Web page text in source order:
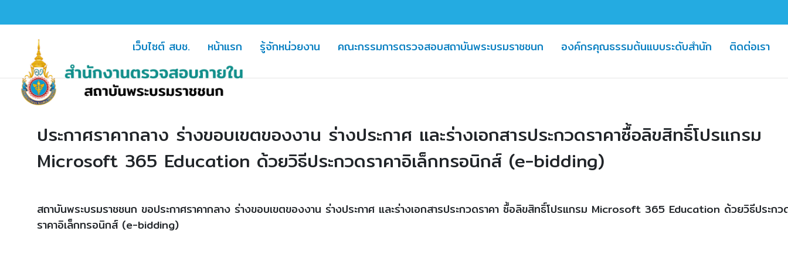
เว็บไซต์ สบช.(current)
หน้าแรก (current)
รู้จักหน่วยงาน คณะกรรมการตรวจสอบสถาบันพระบรมราชชนก องค์กรคุณธรรมต้นแบบระดับสำนัก ติดต่อเรา
ประกาศราคากลาง ร่างขอบเขตของงาน ร่างประกาศ และร่างเอกสารประกวดราคาซื้อลิขสิทธิ์โปรแกรม
Microsoft 365 Education ด้วยวิธีประกวดราคาอิเล็กทรอนิกส์ (e-bidding)
สถาบันพระบรมราชชนก ขอประกาศราคากลาง ร่างขอบเขตของงาน ร่างประกาศ และร่างเอกสารประกวดราคา ซื้อลิขสิทธิ์โปรแกรม Microsoft 365 Education ด้วยวิธีประกว
ราคาอิเล็กทรอนิกส์ (e-bidding)